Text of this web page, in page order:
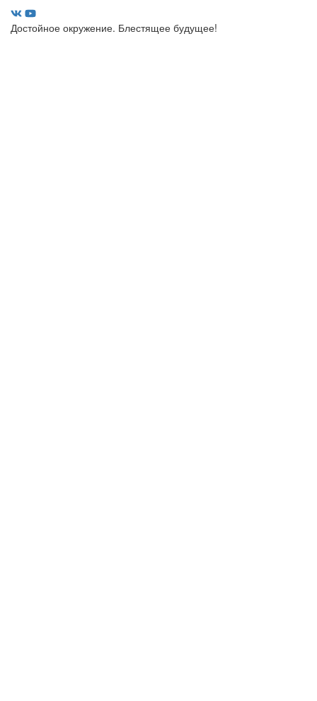
Достойное окружение. Блестящее будущее!